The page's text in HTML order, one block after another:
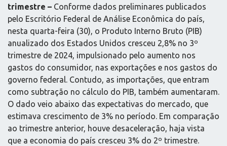
trimestre – Conforme dados preliminares publicados
pelo Escritório Federal de Análise Econômica do país,
nesta quarta-feira (30), o Produto Interno Bruto (PIB)
anualizado dos Estados Unidos cresceu 2,8% no 3º
trimestre de 2024, impulsionado pelo aumento nos
gastos do consumidor, nas exportações e nos gastos do
governo federal. Contudo, as importações, que entram
como subtração no cálculo do PIB, também aumentaram.
O dado veio abaixo das expectativas do mercado, que
estimava crescimento de 3% no período. Em comparação
ao trimestre anterior, houve desaceleração, haja vista
que a economia do país cresceu 3% do 2º trimestre.